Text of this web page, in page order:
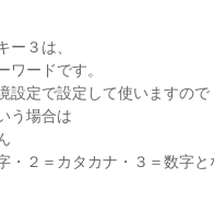
ー３は、
ワードです。
設定で設定して使いますので
う場合は
・２＝カタカナ・３＝数字